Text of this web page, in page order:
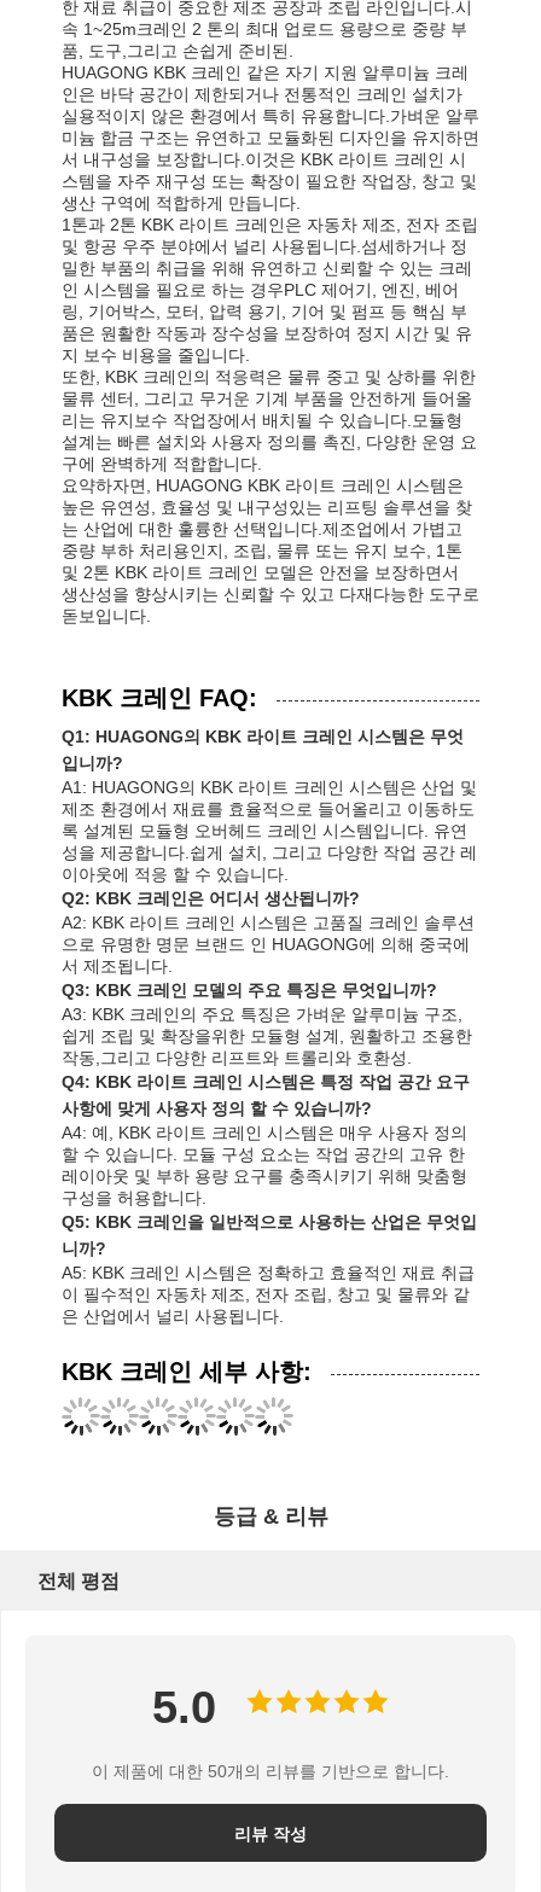
공장 투어 품질 관리 연락처 뉴스
모든 케이스
지금 챗팅하
세요
크레인 바퀴
와이어 로프 드럼
크레인 후크
엔드 캐리지
크레인 롤리 블록
잡기
기중기
감아 올리기
수송 설비
리프팅 장치
크레인 용품
한 재료 취급이 중요한 제조 공장과 조립 라인입니다.시
속 1~25m크레인 2 톤의 최대 업로드 용량으로 중량 부
품, 도구,그리고 손쉽게 준비된.
HUAGONG KBK 크레인 같은 자기 지원 알루미늄 크레
인은 바닥 공간이 제한되거나 전통적인 크레인 설치가
실용적이지 않은 환경에서 특히 유용합니다.가벼운 알루
미늄 합금 구조는 유연하고 모듈화된 디자인을 유지하면
서 내구성을 보장합니다.이것은 KBK 라이트 크레인 시
스템을 자주 재구성 또는 확장이 필요한 작업장, 창고 및
생산 구역에 적합하게 만듭니다.
1톤과 2톤 KBK 라이트 크레인은 자동차 제조, 전자 조립
및 항공 우주 분야에서 널리 사용됩니다.섬세하거나 정
밀한 부품의 취급을 위해 유연하고 신뢰할 수 있는 크레
인 시스템을 필요로 하는 경우PLC 제어기, 엔진, 베어
링, 기어박스, 모터, 압력 용기, 기어 및 펌프 등 핵심 부
품은 원활한 작동과 장수성을 보장하여 정지 시간 및 유
지 보수 비용을 줄입니다.
또한, KBK 크레인의 적응력은 물류 중고 및 상하를 위한
물류 센터, 그리고 무거운 기계 부품을 안전하게 들어올
리는 유지보수 작업장에서 배치될 수 있습니다.모듈형
설계는 빠른 설치와 사용자 정의를 촉진, 다양한 운영 요
구에 완벽하게 적합합니다.
요약하자면, HUAGONG KBK 라이트 크레인 시스템은
높은 유연성, 효율성 및 내구성있는 리프팅 솔루션을 찾
는 산업에 대한 훌륭한 선택입니다.제조업에서 가볍고
중량 부하 처리용인지, 조립, 물류 또는 유지 보수, 1톤
및 2톤 KBK 라이트 크레인 모델은 안전을 보장하면서
생산성을 향상시키는 신뢰할 수 있고 다재다능한 도구로
돋보입니다.
KBK 크레인 FAQ:
Q1: HUAGONG의 KBK 라이트 크레인 시스템은 무엇
입니까?
A1: HUAGONG의 KBK 라이트 크레인 시스템은 산업 및
제조 환경에서 재료를 효율적으로 들어올리고 이동하도
록 설계된 모듈형 오버헤드 크레인 시스템입니다. 유연
성을 제공합니다.쉽게 설치, 그리고 다양한 작업 공간 레
이아웃에 적응 할 수 있습니다.
Q2: KBK 크레인은 어디서 생산됩니까?
A2: KBK 라이트 크레인 시스템은 고품질 크레인 솔루션
으로 유명한 명문 브랜드 인 HUAGONG에 의해 중국에
서 제조됩니다.
Q3: KBK 크레인 모델의 주요 특징은 무엇입니까?
A3: KBK 크레인의 주요 특징은 가벼운 알루미늄 구조,
쉽게 조립 및 확장을위한 모듈형 설계, 원활하고 조용한
작동,그리고 다양한 리프트와 트롤리와 호환성.
Q4: KBK 라이트 크레인 시스템은 특정 작업 공간 요구
사항에 맞게 사용자 정의 할 수 있습니까?
A4: 예, KBK 라이트 크레인 시스템은 매우 사용자 정의
할 수 있습니다. 모듈 구성 요소는 작업 공간의 고유 한
레이아웃 및 부하 용량 요구를 충족시키기 위해 맞춤형
구성을 허용합니다.
Q5: KBK 크레인을 일반적으로 사용하는 산업은 무엇입
니까?
A5: KBK 크레인 시스템은 정확하고 효율적인 재료 취급
이 필수적인 자동차 제조, 전자 조립, 창고 및 물류와 같
은 산업에서 널리 사용됩니다.
KBK 크레인 세부 사항:
등급 & 리뷰
전체 평점
5.0
이 제품에 대한 50개의 리뷰를 기반으로 합니다.
리뷰 작성